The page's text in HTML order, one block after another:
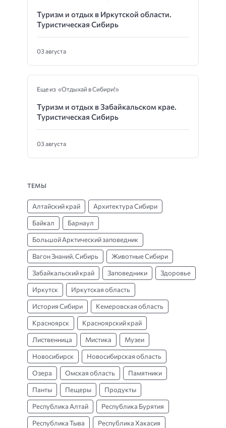
Туризм и отдых в Иркутской области.
Туристическая Сибирь
03 августа
Еще из «Отдыхай в Сибири!»
Туризм и отдых в Забайкальском крае.
Туристическая Сибирь
03 августа
ТЕМЫ
Алтайский край Архитектура Сибири
Байкал Барнаул
Большой Арктический заповедник
Вагон Знаний. Сибирь Животные Сибири
Забайкальский край Заповедники Здоровье
Иркутск Иркутская область
История Сибири Кемеровская область
Красноярск Красноярский край
Лиственница Мистика Музеи
Новосибирск Новосибирская область
Озера Омская область Памятники
Панты Пещеры Продукты
Республика Алтай Республика Бурятия
Республика Тыва Республика Хакасия